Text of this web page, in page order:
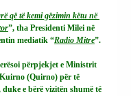
që të kemi gëzimin këtu në
”, tha Presidenti Milei në
mediatik “Radio Mitre”.
përpjekjet e Ministrit
(Quirno) për të
e bërë vizitën shumë të